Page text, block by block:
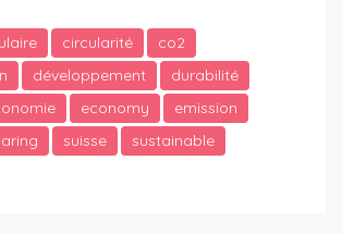
circularité
co2
développement
durabilité
economy
emission
suisse
sustainable